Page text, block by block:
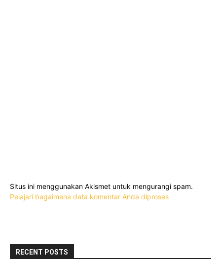
Situs ini menggunakan Akismet untuk mengurangi spam.
Pelajari bagaimana data komentar Anda diproses
RECENT POSTS